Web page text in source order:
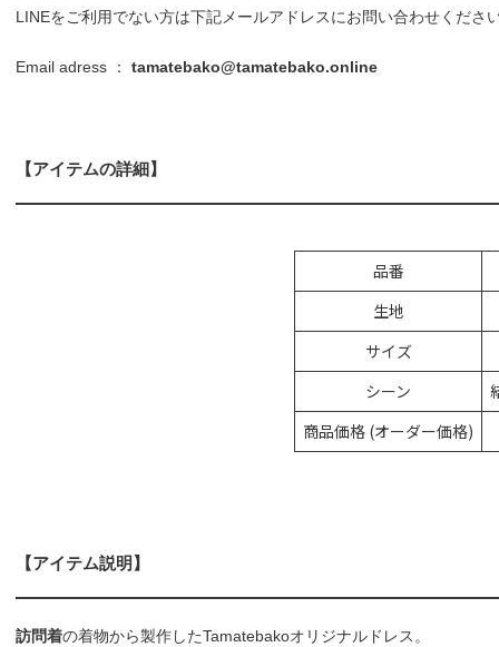
LINEをご利用でない方は下記メールアドレスにお問い合わせくださ
Email adress ： tamatebako@tamatebako.online
【アイテムの詳細】
品番
生地
サイズ
シーン
商品価格 (オーダー価格)
【アイテム説明】
訪問着の着物から製作したTamatebakoオリジナルドレス。